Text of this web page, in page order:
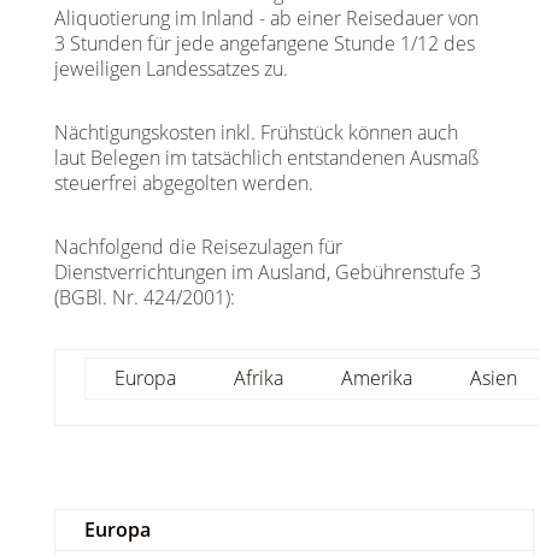
Aliquotierung im Inland - ab einer Reisedauer von
3 Stunden für jede angefangene Stunde 1/12 des
jeweiligen Landessatzes zu.
Nächtigungskosten inkl. Frühstück können auch
laut Belegen im tatsächlich entstandenen Ausmaß
steuerfrei abgegolten werden.
Nachfolgend die Reisezulagen für
Dienstverrichtungen im Ausland, Gebührenstufe 3
(BGBl. Nr. 424/2001):
Europa Afrika Amerika Asien
Europa